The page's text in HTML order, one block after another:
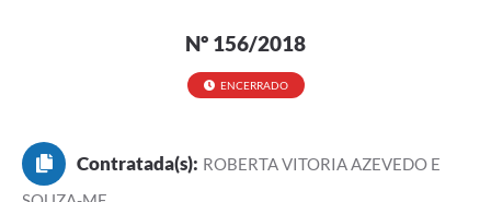
Governança
Nº 156/2018
ENCERRADO
Contratada(s): ROBERTA VITORIA AZEVEDO E